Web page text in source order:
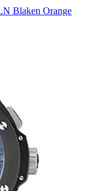
Blaken Orange